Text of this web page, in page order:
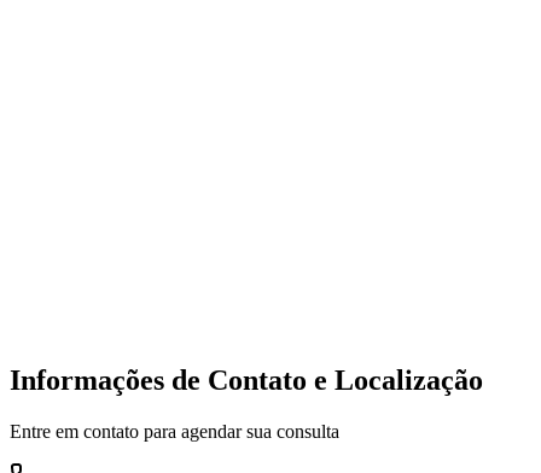
Informações de Contato e Localização
Entre em contato para agendar sua consulta